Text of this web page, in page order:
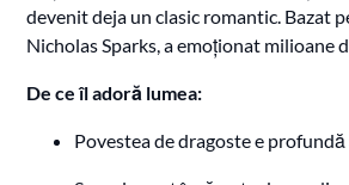
devenit deja un clasic romantic. Bazat
Nicholas Sparks, a emoționat milioane
De ce îl adoră lumea:
Povestea de dragoste e